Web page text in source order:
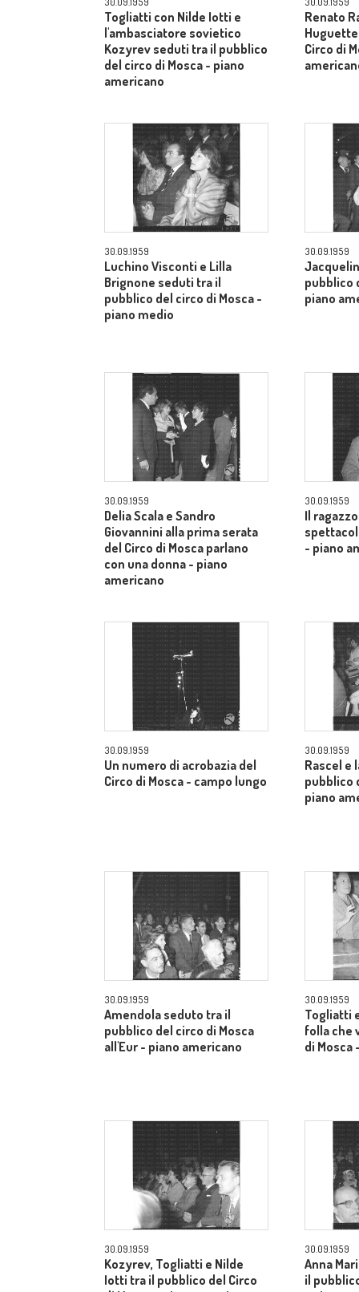
Togliatti con Nilde Iotti e
l'ambasciatore sovietico
Kozyrev seduti tra il pubblico
del circo di Mosca - piano
americano
Renato
Circo di
30.09.1959
Luchino Visconti e Lilla
Brignone seduti tra il
pubblico del circo di Mosca -
piano medio
30.09.1959
pubblico
piano
30.09.1959
Delia Scala e Sandro
Giovannini alla prima serata
del Circo di Mosca parlano
con una donna - piano
americano
30.09.1959
Il
- piano
30.09.1959
Un numero di acrobazia del
Circo di Mosca - campo lungo
30.09.1959
Rascel e
pubblico
piano
30.09.1959
Amendola seduto tra il
pubblico del circo di Mosca
all'Eur - piano americano
30.09.1959
Togliatti
folla che
di Mosca
30.09.1959
Kozyrev, Togliatti e Nilde
Iotti tra il pubblico del Circo
30.09.1959
Anna
il